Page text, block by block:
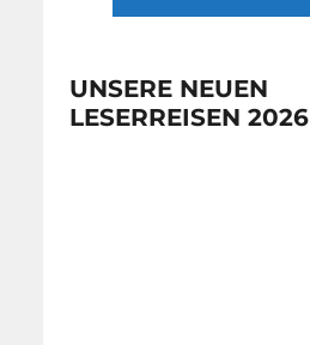
UNSERE NEUEN
LESERREISEN 2026